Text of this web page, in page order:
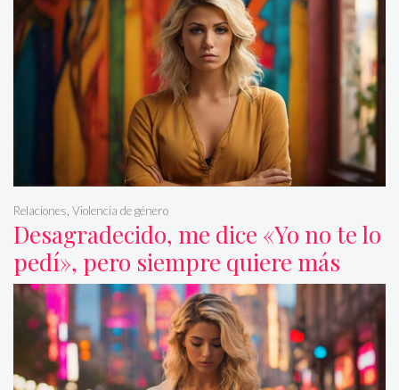
Desagradecido, me dice «Yo no te lo
pedí», pero siempre quiere más
Relaciones, Violencia de género